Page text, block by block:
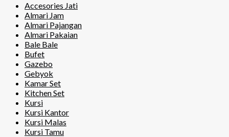
Accesories Jati
Almari Jam
Almari Pajangan
Almari Pakaian
Bale Bale
Bufet
Gazebo
Gebyok
Kamar Set
Kitchen Set
Kursi
Kursi Kantor
Kursi Malas
Kursi Tamu